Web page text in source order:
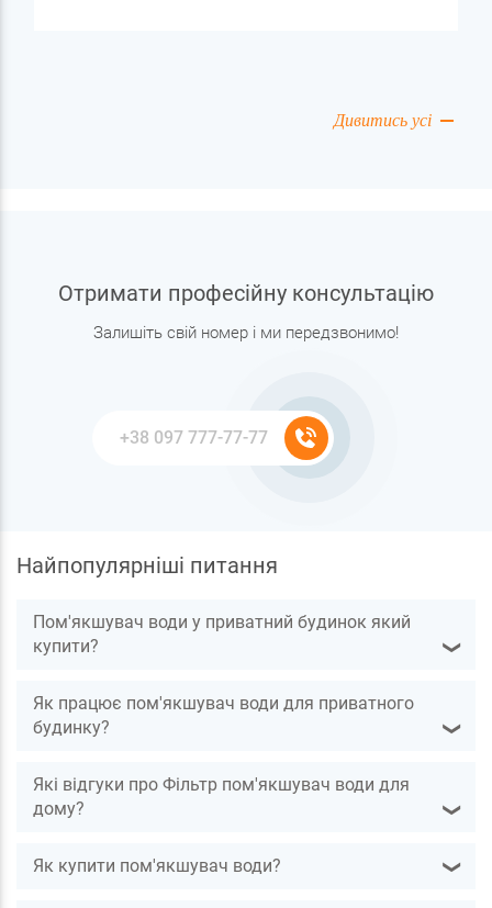
Дивитись усі
Отримати професійну консультацію
Залишіть свій номер і ми передзвонимо!
Найпопулярніші питання
Пом'якшувач води у приватний будинок який
купити?
❯
Як працює пом'якшувач води для приватного
будинку?
❯
Які відгуки про Фільтр пом'якшувач води для
дому?
❯
Як купити пом'якшувач води? ❯